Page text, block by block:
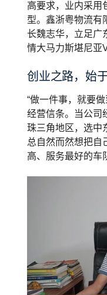
高要求，业内采用
型。鑫浙粤物流有
长魏志华，立足广
情大马力斯堪尼亚
创业之路，
“做一件事，就要
经营信条。当公司
珠三角地区，选中
总自然而然想把自
高、服务最好的车